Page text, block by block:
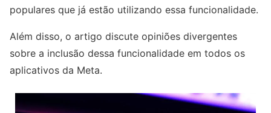
populares que já estão utilizando essa funcionalidade.
Além disso, o artigo discute opiniões divergentes
sobre a inclusão dessa funcionalidade em todos os
aplicativos da Meta.